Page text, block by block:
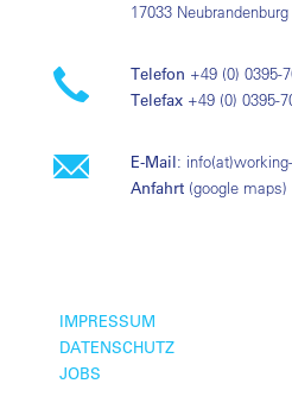
17033 Neubrandenburg
Telefon +49 (0) 0395-
Telefax +49 (0) 0395-
E-Mail:
Anfahrt (google maps)
IMPRESSUM
DATENSCHUTZ
JOBS